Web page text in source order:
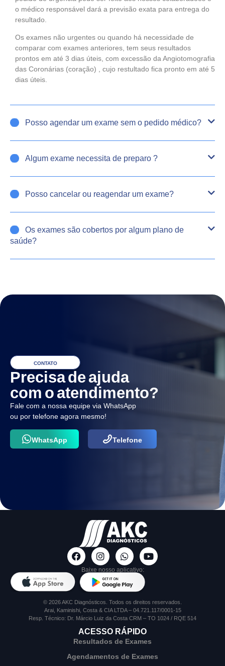
o médico responsável dará a previsão exata para entrega do
resultado.
Os exames não urgentes ou quando há necessidade de
comparar com exames anteriores, tem seus resultados
prontos em até 3 dias úteis, com excessão da Angiotomografia
das Coronárias (coração) , cujo restultado fica pronto em até 5
dias úteis.
Posso agendar um exame sem o pedido médico?
Algum exame necessita de preparo ?
Posso cancelar ou reagendar um exame?
Os exames são cobertos por algum plano de
saúde?
CONTATO
Precisa de ajuda
com o atendimento?
Fale com a nossa equipe via WhatsApp
ou por telefone agora mesmo!
WhatsApp Telefone
Baixe nosso aplicativo:
© 2026 AKC Diagnósticos. Todos os direitos reservados.
Arai, Kaminishi, Costa & CIA LTDA – 04.721.117/0001-15
Resp. Técnico: Dr. Márcio Luiz da Costa CRM – TO 1024 / RQE 514
ACESSO RÁPIDO
Resultados de Exames
Agendamentos de Exames